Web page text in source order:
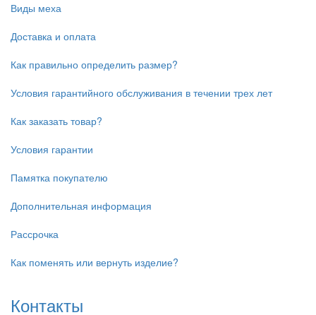
Виды меха
Доставка и оплата
Как правильно определить размер?
Условия гарантийного обслуживания в течении трех лет
Как заказать товар?
Условия гарантии
Памятка покупателю
Дополнительная информация
Рассрочка
Как поменять или вернуть изделие?
Контакты